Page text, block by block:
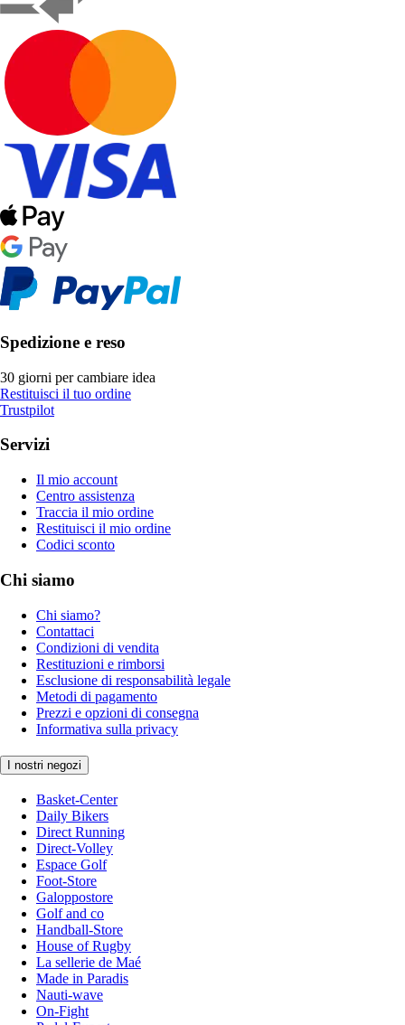
Spedizione e reso
30 giorni per cambiare idea
Restituisci il tuo ordine
Trustpilot
Servizi
Il mio account
Centro assistenza
Traccia il mio ordine
Restituisci il mio ordine
Codici sconto
Chi siamo
Chi siamo?
Contattaci
Condizioni di vendita
Restituzioni e rimborsi
Esclusione di responsabilità legale
Metodi di pagamento
Prezzi e opzioni di consegna
Informativa sulla privacy
I nostri negozi
Basket-Center
Daily Bikers
Direct Running
Direct-Volley
Espace Golf
Foot-Store
Galoppostore
Golf and co
Handball-Store
House of Rugby
La sellerie de Maé
Made in Paradis
Nauti-wave
On-Fight